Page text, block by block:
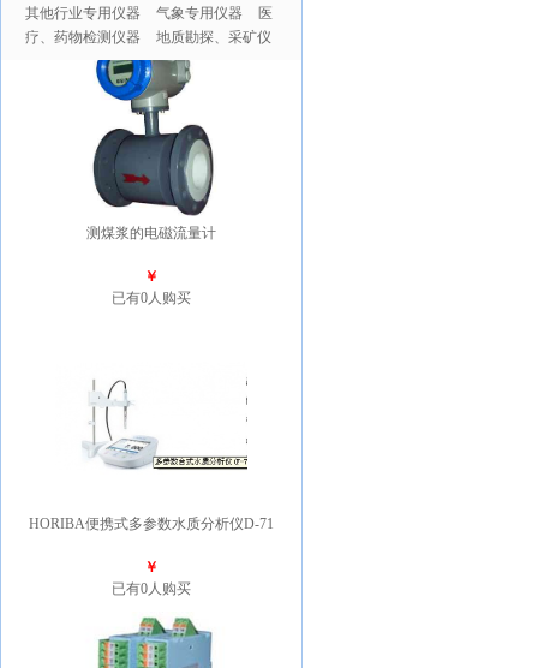
其他行业专用仪器 气象专用仪器
医
疗、药物检测仪器
地质勘探、采矿仪
测煤浆的电磁流量计
￥
已有0人购买
HORIBA便携式多参数水质分析仪D-71
￥
已有0人购买